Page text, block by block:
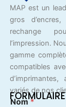
MAP est un
gros
rechange
l’impression.
gamme
compatibles
variés de nos
Nom*